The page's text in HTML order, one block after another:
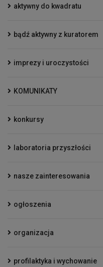
aktywny do kwadratu
bądź aktywny z kuratorem
imprezy i uroczystości
KOMUNIKATY
konkursy
laboratoria przyszłości
nasze zainteresowania
ogłoszenia
organizacja
profilaktyka i wychowanie